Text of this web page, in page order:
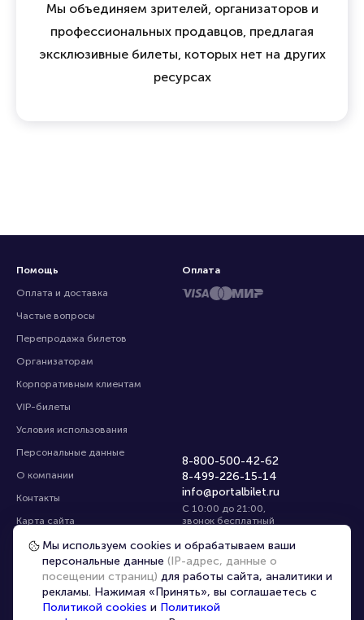
Мы объединяем зрителей, организаторов и
профессиональных продавцов, предлагая
эксклюзивные билеты, которых нет на других
ресурсах
Помощь
Оплата и доставка
Частые вопросы
Перепродажа билетов
Организаторам
Корпоративным клиентам
VIP-билеты
Условия использования
Персональные данные
О компании
Контакты
Карта сайта
Управление cookies
8-800-500-42-62
8-499-226-15-14
info@portalbilet.ru
С 10:00 до 21:00,
звонок бесплатный
Все площадки
Оплата
Главная | Екатеринбург
Мы используем cookies и обрабатываем ваши
персональные данные (IP-адрес, данные о
посещении страниц) для работы сайта, аналитики и
рекламы. Нажимая «Принять», вы соглашаетесь с
Политикой cookies и Политикой